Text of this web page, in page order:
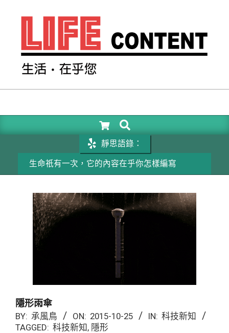
LIFE
SEARCH
靜思語錄：
生命祇有一次，它的內容在乎你怎樣編寫
隱形雨傘
BY: 承風鳥 ON: 2015-10-25 IN: 科技新知
TAGGED: 科技新知, 隱形